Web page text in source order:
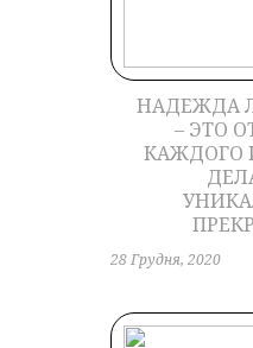
НАДЕЖДА
– ЭТО
КАЖДОГО
28 Грудня, 2020